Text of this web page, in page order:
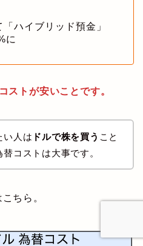
ハイブリッド預金」
に
ストが安いことです。
い人は ドルで株を買う こと
コストは大事です。
ちら。